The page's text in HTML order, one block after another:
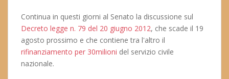
Continua in questi giorni al Senato la discussione sul
Decreto legge n. 79 del 20 giugno 2012, che scade il 19
agosto prossimo e che contiene tra l'altro il
rifinanziamento per 30milioni del servizio civile
nazionale.